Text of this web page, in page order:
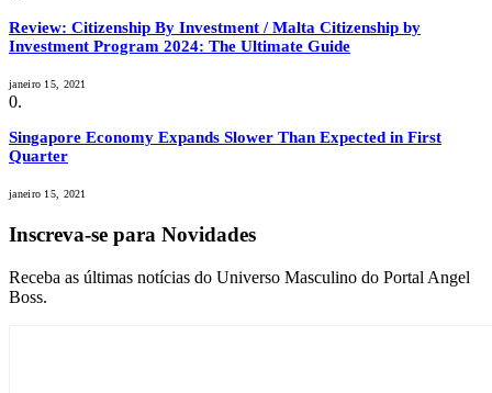
Review: Citizenship By Investment / Malta Citizenship by
Investment Program 2024: The Ultimate Guide
janeiro 15, 2021
Singapore Economy Expands Slower Than Expected in First
Quarter
janeiro 15, 2021
Inscreva-se para Novidades
Receba as últimas notícias do Universo Masculino do Portal Angel
Boss.